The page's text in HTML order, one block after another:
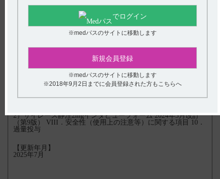
るので、大量投与が疑われる時には血液吸着（活性炭）、血液
透析の使用を考える。
ベンゾジアゼピン系薬剤の拮抗薬であるフルマゼニルの静注
は、ベンゾジアゼピン系薬剤による鎮静や呼吸抑制の改善に有
通常1～3の処置で間に合うが、昏睡状態が持続する場合には4
～5の処置を行う。
2）サイレース静注2mgインタビューフォーム 2024年3月改訂
（第9版） VIII．安全性（使用上の注意等）に関する項目 10．
過量投与
【更新年月】
2025年7月
でログイン
※medパスのサイトに移動します
新規会員登録
※medパスのサイトに移動します
※2018年9月2日までに会員登録された方もこちらへ